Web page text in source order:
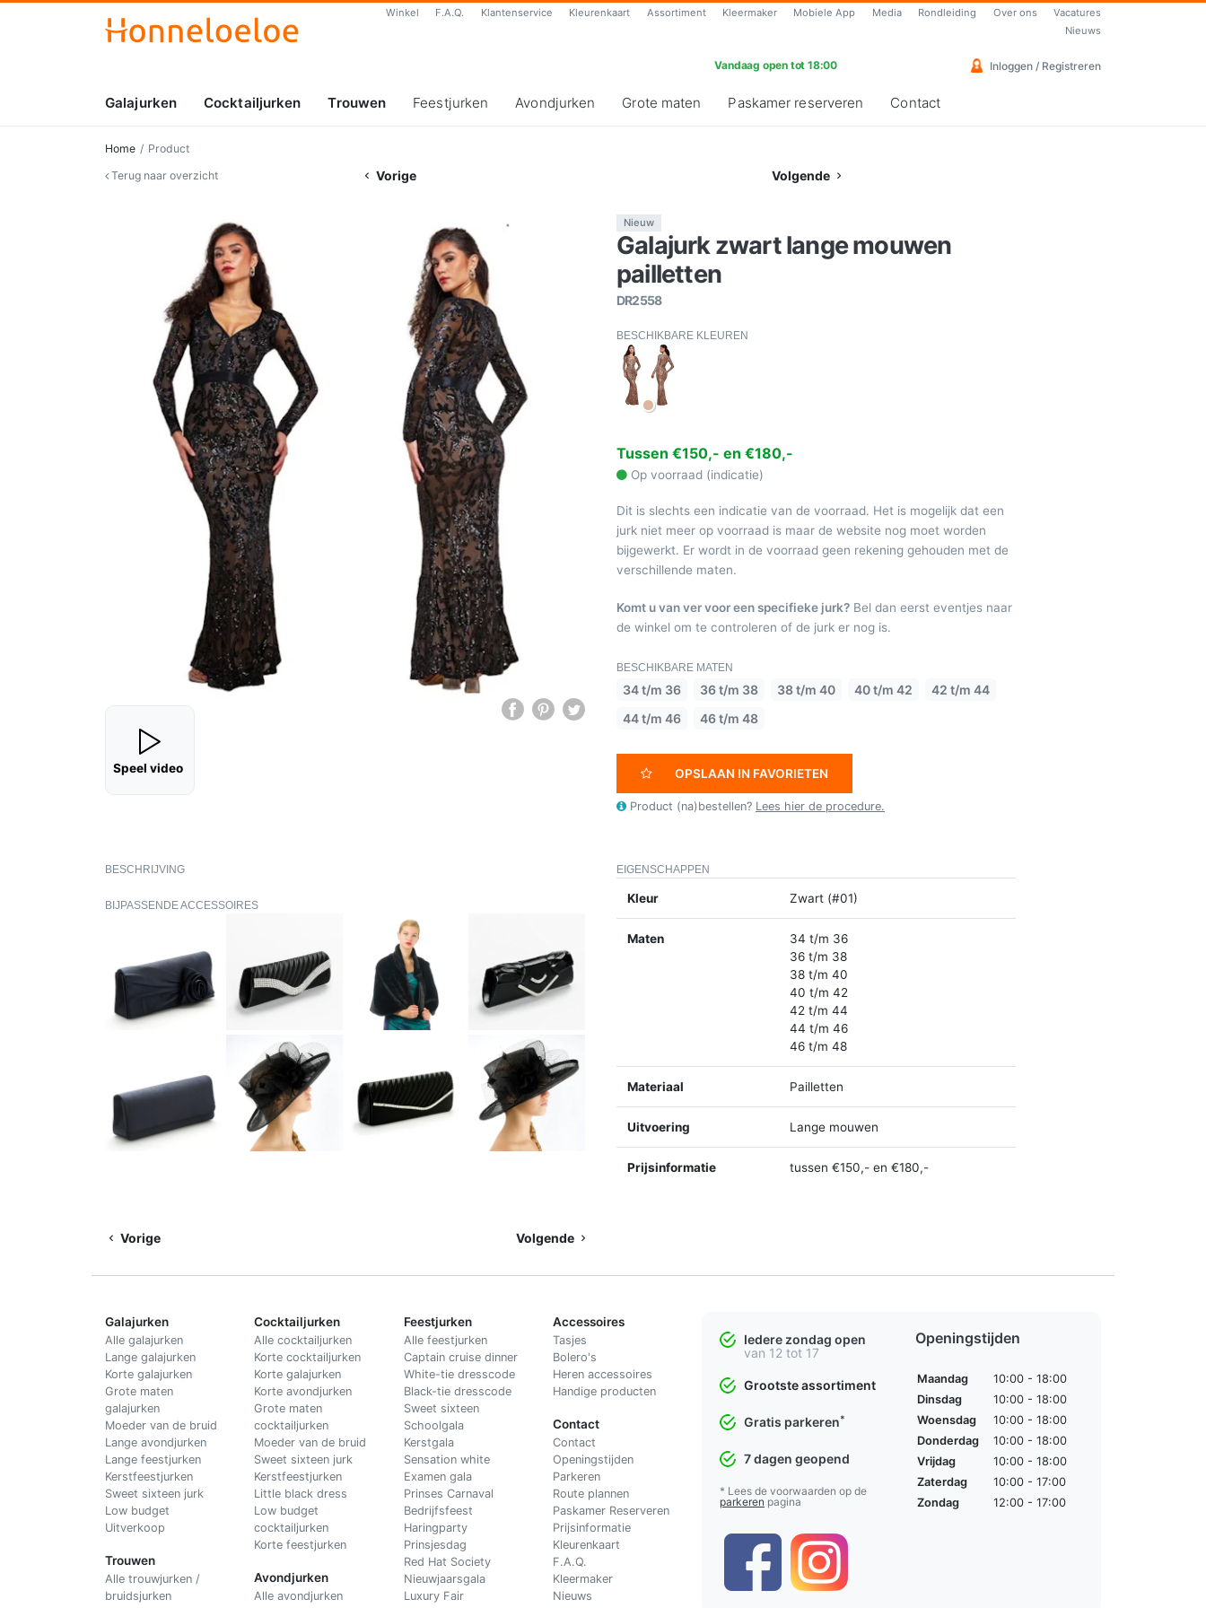
Winkel F.A.Q. Klantenservice Kleurenkaart Assortiment Kleermaker Mobiele App Media Rondleiding Over ons
Vacatures
Nieuws
Vandaag open tot 18:00 Inloggen / Registreren
Galajurken Cocktailjurken Trouwen Feestjurken Avondjurken Grote maten Paskamer reserveren Contact
Home
Product
Terug naar overzicht
Vorige Volgende
Speel video
Nieuw
Galajurk zwart lange mouwen
pailletten
DR2558
BESCHIKBARE KLEUREN
Tussen €150,- en €180,-
Op voorraad (indicatie)
Dit is slechts een indicatie van de voorraad. Het is mogelijk dat een
jurk niet meer op voorraad is maar de website nog moet worden
bijgewerkt. Er wordt in de voorraad geen rekening gehouden met de
verschillende maten.
Komt u van ver voor een specifieke jurk? Bel dan eerst eventjes naar
de winkel om te controleren of de jurk er nog is.
BESCHIKBARE MATEN
34 t/m 36 36 t/m 38 38 t/m 40 40 t/m 42
42 t/m 44
44 t/m 46
46 t/m 48
OPSLAAN IN FAVORIETEN
Product (na)bestellen? Lees hier de procedure.
BESCHRIJVING
BIJPASSENDE ACCESSOIRES
EIGENSCHAPPEN
Kleur Zwart (#01)
Maten
34 t/m 36
36 t/m 38
38 t/m 40
40 t/m 42
42 t/m 44
44 t/m 46
46 t/m 48
Materiaal Pailletten
Uitvoering Lange mouwen
Prijsinformatie tussen €150,- en €180,-
Vorige Volgende
Galajurken
Alle galajurken
Lange galajurken
Korte galajurken
Grote maten
galajurken
Moeder van de bruid
Lange avondjurken
Lange feestjurken
Kerstfeestjurken
Sweet sixteen jurk
Low budget
Uitverkoop
Trouwen
Alle trouwjurken /
bruidsjurken
Cocktailjurken
Alle cocktailjurken
Korte cocktailjurken
Korte galajurken
Korte avondjurken
Grote maten
cocktailjurken
Moeder van de bruid
Sweet sixteen jurk
Kerstfeestjurken
Little black dress
Low budget
cocktailjurken
Korte feestjurken
Avondjurken
Alle avondjurken
Feestjurken
Alle feestjurken
Captain cruise dinner
White-tie dresscode
Black-tie dresscode
Sweet sixteen
Schoolgala
Kerstgala
Sensation white
Examen gala
Prinses Carnaval
Bedrijfsfeest
Haringparty
Prinsjesdag
Red Hat Society
Nieuwjaarsgala
Luxury Fair
Accessoires
Tasjes
Bolero's
Heren accessoires
Handige producten
Contact
Contact
Openingstijden
Parkeren
Route plannen
Paskamer Reserveren
Prijsinformatie
Kleurenkaart
F.A.Q.
Kleermaker
Nieuws
Iedere zondag open
van 12 tot 17
Grootste assortiment
Gratis parkeren*
7 dagen geopend
* Lees de voorwaarden op de
parkeren pagina
Openingstijden
Maandag
10:00 - 18:00
Dinsdag
10:00 - 18:00
Woensdag
10:00 - 18:00
Donderdag
10:00 - 18:00
Vrijdag
10:00 - 18:00
Zaterdag
10:00 - 17:00
Zondag
12:00 - 17:00